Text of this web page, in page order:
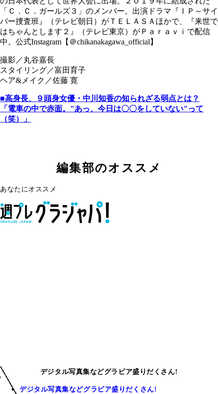
「Ｃ．Ｃ．ガールズ３」のメンバー。出演ドラマ『ＩＰ～サイ
バー捜査班』（テレビ朝日）がＴＥＬＡＳＡほかで、『来世で
はちゃんとします２』（テレビ東京）がＰａｒａｖｉで配信
中。公式Instagram【＠chikanakagawa_official】
撮影／丸谷嘉長
スタイリング／富田育子
ヘア&メイク／佐藤 寛
■高身長、９頭身女優・中川知香の知られざる弱点とは？
「電車の中で赤面。"あっ、今日は〇〇をしていない"って
（笑）」
編集部のオススメ
あなたにオススメ
デジタル写真集などグラビア盛りだくさん!
デジタル写真集などグラビア盛りだくさん!